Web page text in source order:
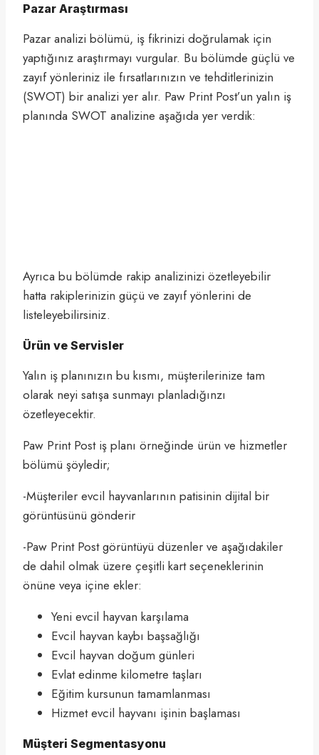
Pazar Araştırması
Pazar analizi bölümü, iş fikrinizi doğrulamak için
yaptığınız araştırmayı vurgular. Bu bölümde güçlü ve
zayıf yönleriniz ile fırsatlarınızın ve tehditlerinizin
(SWOT) bir analizi yer alır. Paw Print Post’un yalın iş
planında SWOT analizine aşağıda yer verdik:
Ayrıca bu bölümde rakip analizinizi özetleyebilir
hatta rakiplerinizin güçü ve zayıf yönlerini de
listeleyebilirsiniz.
Ürün ve Servisler
Yalın iş planınızın bu kısmı, müşterilerinize tam
olarak neyi satışa sunmayı planladığınzı
özetleyecektir.
Paw Print Post iş planı örneğinde ürün ve hizmetler
bölümü şöyledir;
-Müşteriler evcil hayvanlarının patisinin dijital bir
görüntüsünü gönderir
-Paw Print Post görüntüyü düzenler ve aşağıdakiler
de dahil olmak üzere çeşitli kart seçeneklerinin
önüne veya içine ekler:
Yeni evcil hayvan karşılama
Evcil hayvan kaybı başsağlığı
Evcil hayvan doğum günleri
Evlat edinme kilometre taşları
Eğitim kursunun tamamlanması
Hizmet evcil hayvanı işinin başlaması
Müşteri Segmentasyonu